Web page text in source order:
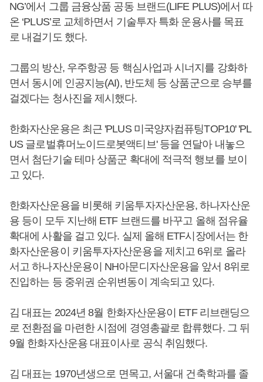
NG’에서 그룹 금융상품 공동 브랜드(LIFE PLUS)에서 따
온 ‘PLUS’로 교체하면서 기술투자 특화 운용사를 목표
로 내걸기도 했다.
그룹의 방산, 우주항공 등 핵심사업과 시너지를 강화하
면서 동시에 인공지능(AI), 반도체 등 상품군으로 승부를
걸겠다는 청사진을 제시했다.
한화자산운용은 최근 'PLUS 미국양자컴퓨팅TOP10' 'PL
US 글로벌휴머노이드로봇액티브' 등을 연달아 내놓으
면서 첨단기술 테마 상품군 확대에 적극적 행보를 보이
고 있다.
한화자산운용을 비롯해 키움투자자산운용, 하나자산운
용 등이 모두 지난해 ETF 브랜드를 바꾸고 올해 점유율
확대에 사활을 걸고 있다. 실제 올해 ETF시장에서는 한
화자산운용이 키움투자자산운용을 제치고 6위로 올라
서고 하나자산운용이 NH아문디자산운용을 앞서 8위로
진입하는 등 중위권 순위변동이 계속되고 있다.
김 대표는 2024년 8월 한화자산운용이 ETF 리브랜딩으
로 전환점을 마련한 시점에 경영총괄로 합류했다. 그 뒤
9월 한화자산운용 대표이사로 공식 취임했다.
김 대표는 1970년생으로 면목고, 서울대 건축학과를 졸